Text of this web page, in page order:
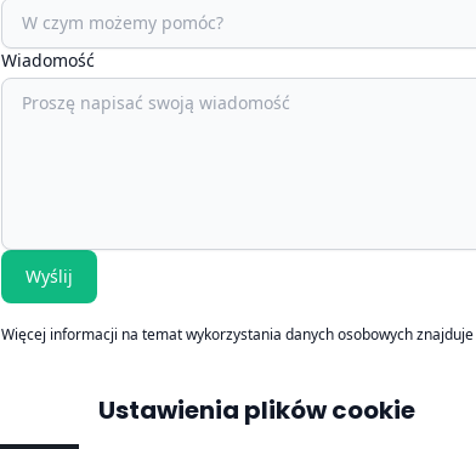
Wiadomość
Wyślij
Więcej informacji na temat wykorzystania danych osobowych znajduje
Ustawienia plików cookie